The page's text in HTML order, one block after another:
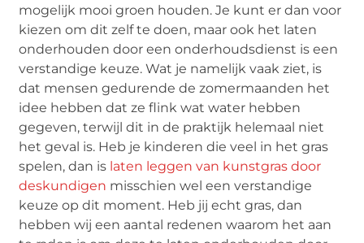
mogelijk mooi groen houden. Je kunt er dan voor
kiezen om dit zelf te doen, maar ook het laten
onderhouden door een onderhoudsdienst is een
verstandige keuze. Wat je namelijk vaak ziet, is
dat mensen gedurende de zomermaanden het
idee hebben dat ze flink wat water hebben
gegeven, terwijl dit in de praktijk helemaal niet
het geval is. Heb je kinderen die veel in het gras
spelen, dan is laten leggen van kunstgras door
deskundigen misschien wel een verstandige
keuze op dit moment. Heb jij echt gras, dan
hebben wij een aantal redenen waarom het aan